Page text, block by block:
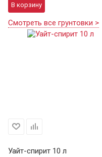
В корзину
Смотреть все грунтовки >
Уайт-спирит 10 л